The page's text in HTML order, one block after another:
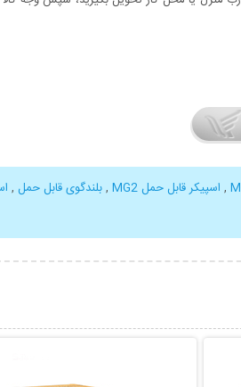
, اسپیکر قابل حمل MG2 ,بلندگوی قابل حمل ,